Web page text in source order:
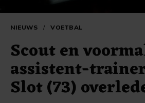
NIEUWS / VOETBAL
Scout en
assistent-
Slot (73)